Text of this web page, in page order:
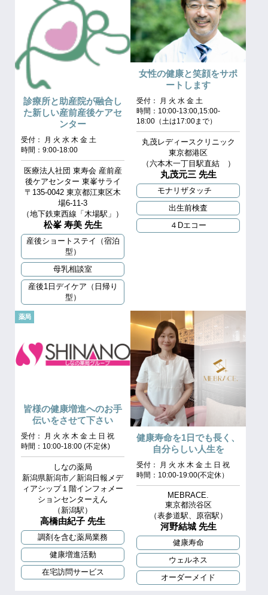
診療所と助産院が融合し
た新しい産前産後ケアセ
ンター
受付： 月 火 水 木 金 土
時間：9:00-18:00
医療法人社団 東寿会 産前産
後ケアセンター 東峯サライ
〒135-0042 東京都江東区木
場6-11-3
（地下鉄東西線「木場駅」）
松峯 寿美 先生
産後ショートステイ（宿泊
型）
母乳相談室
産後1日デイケア（日帰り
型）
女性の健康と笑顔をサポ
ートします
受付： 月 火 水 金 土
時間：10:00-13:00,15:00-
18:00（土は17:00まで）
丸茂レディースクリニック
東京都港区
（六本木一丁目駅直結 ）
丸茂元三 先生
モナリザタッチ
出生前検査
４Dエコー
薬局
皆様の健康増進へのお手
伝いをさせて下さい
受付： 月 火 水 木 金 土 日 祝
時間：10:00‐18:00 (不定休)
しなの薬局
新潟県新潟市／新潟日報メデ
ィアシップ１階インフォメー
ションセンターえん
（新潟駅）
高橋由紀子 先生
調剤を含む薬局業務
健康増進活動
在宅訪問サービス
健康寿命を1日でも長く、
自分らしい人生を
受付： 月 火 水 木 金 土 日 祝
時間：10:00-19:00(不定休）
MEBRACE.
東京都渋谷区
（表参道駅、原宿駅）
河野結城 先生
健康寿命
ウェルネス
オーダーメイド